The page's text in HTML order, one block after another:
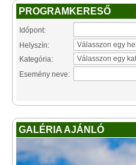
PROGRAMKERESŐ
Időpont:
Helyszín:
Kategória:
Esemény neve:
GALÉRIA AJÁNLÓ